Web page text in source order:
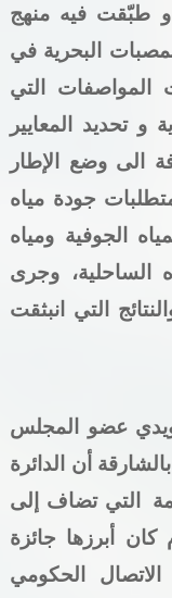
و طبّقت فيه منهج
البحرية في
المواصفات التي
و تحديد المعايير
الى وضع الإطار
جودة مياه
الجوفية ومياه
الساحلية، وجرى
التي انبثقت
عضو المجلس
أن الدائرة
التي تضاف إلى
كان أبرزها جائزة
الحكومي